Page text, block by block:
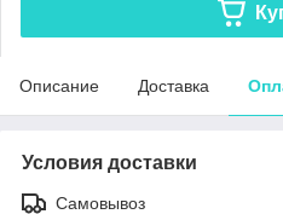
Описание Доставка
Условия доставки
Самовывоз